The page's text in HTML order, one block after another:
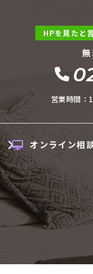
HPを見たと
営業時間：
オンライン相